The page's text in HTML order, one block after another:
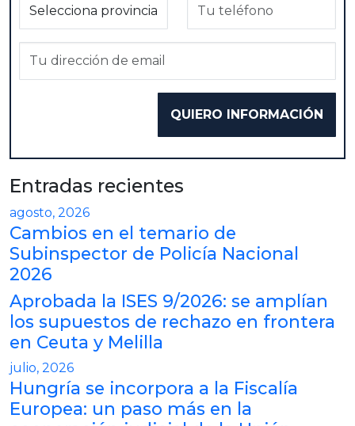
Entradas recientes
agosto, 2026
Cambios en el temario de
Subinspector de Policía Nacional
2026
Aprobada la ISES 9/2026: se amplían
los supuestos de rechazo en frontera
en Ceuta y Melilla
julio, 2026
Hungría se incorpora a la Fiscalía
Europea: un paso más en la